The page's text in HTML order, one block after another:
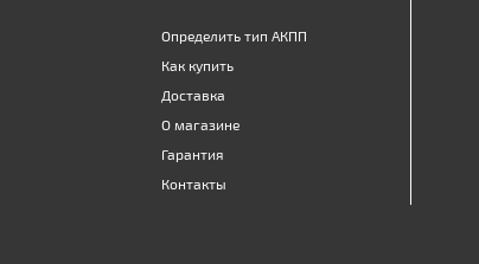
Определить тип АКПП
Как купить
Доставка
О магазине
Гарантия
Контакты